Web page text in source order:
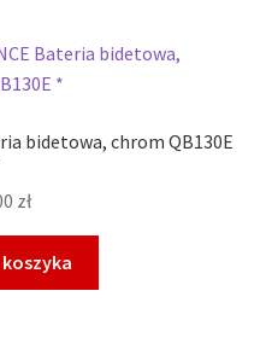
bidetowa, chrom QB130E
zł